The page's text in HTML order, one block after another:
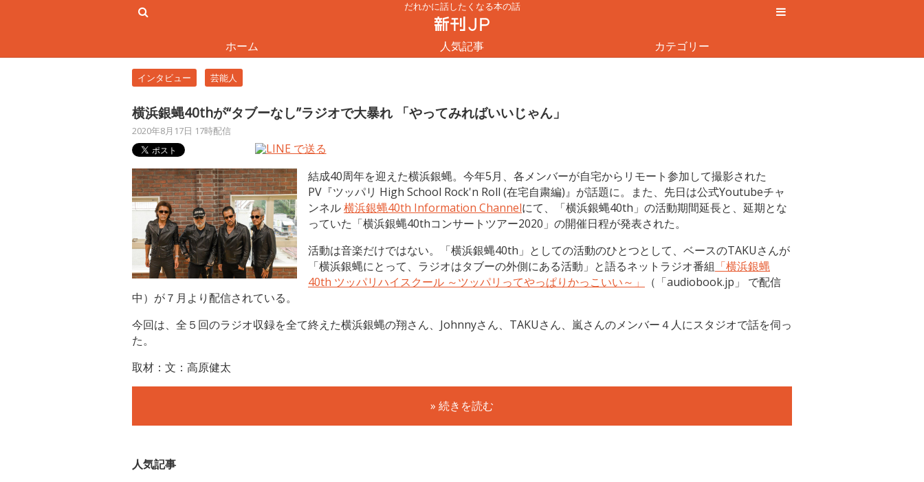
だれかに話したくなる本の話
ホーム 人気記事 カテゴリー
インタビュー 芸能人
横浜銀蝿40thが“タブーなし”ラジオで大暴れ 「やってみればいいじゃん」
2020年8月17日 17時配信
結成40周年を迎えた横浜銀蝿。今年5月、各メンバーが自宅からリモート参加して撮影された
PV『ツッパリ High School Rock'n Roll (在宅自粛編)』が話題に。また、先日は公式Youtubeチャ
ンネル横浜銀蝿40th Information Channelにて、「横浜銀蝿40th」の活動期間延長と、延期とな
っていた「横浜銀蝿40thコンサートツアー2020」の開催日程が発表された。
活動は音楽だけではない。「横浜銀蝿40th」としての活動のひとつとして、ベースのTAKUさんが
「横浜銀蝿にとって、ラジオはタブーの外側にある活動」と語るネットラジオ番組 「横浜銀蝿
40th ツッパリハイスクール ～ツッパリってやっぱりかっこいい～」
（「audiobook.jp」 で配信
中）が７月より配信されている。
今回は、全５回のラジオ収録を全て終えた横浜銀蝿の翔さん、Johnnyさん、TAKUさん、嵐さんのメンバー４人にスタジオで話を伺っ
た。
取材：文：高原健太
» 続きを読む
人気記事